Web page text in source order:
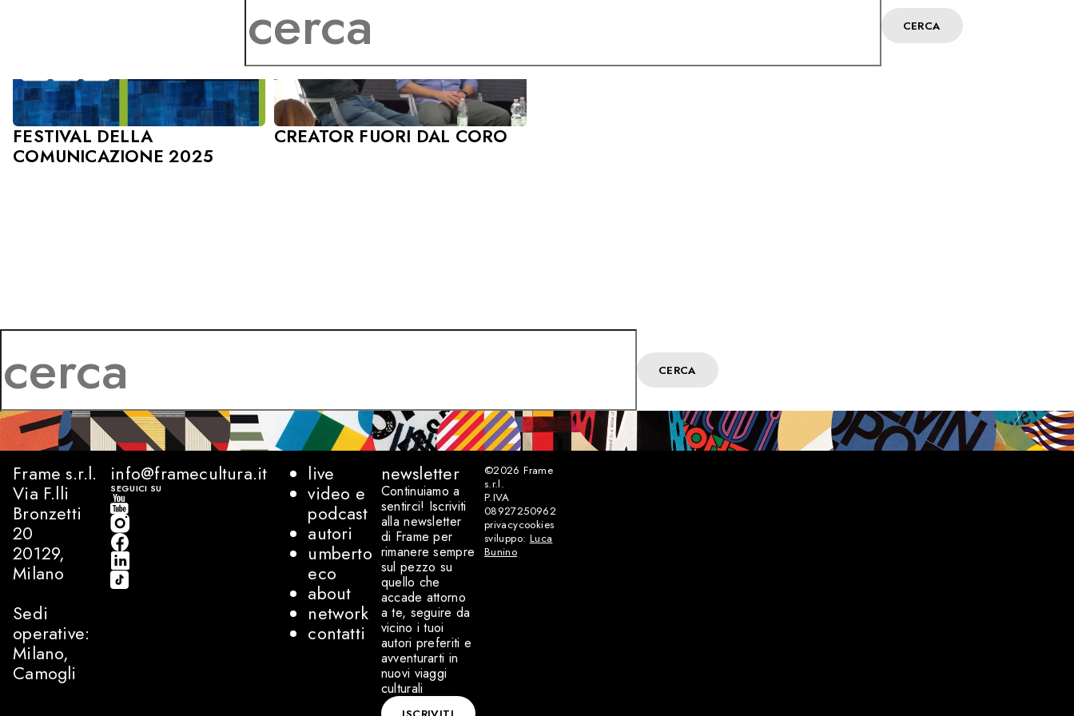
CERCA
FESTIVAL DELLA
COMUNICAZIONE 2025
CREATOR FUORI DAL CORO
CERCA
Frame s.r.l.
Via F.lli
Bronzetti
20
20129,
Milano
Sedi
operative:
Milano,
Camogli
info@framecultura.it
SEGUICI SU
live
video e
podcast
autori
umberto
eco
about
network
contatti
newsletter
Continuiamo a
sentirci! Iscriviti
alla newsletter
di Frame per
rimanere sempre
sul pezzo su
quello che
accade attorno
a te, seguire da
vicino i tuoi
autori preferiti e
avventurarti in
nuovi viaggi
culturali
©2026Frame
s.r.l.
P.IVA
08927250962
privacycookies
sviluppo: Luca
Bunino